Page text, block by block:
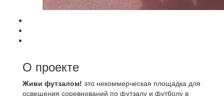
О проекте
Живи футзалом! это некоммерческая площадка для
освещения соревнований по футзалу и футболу в